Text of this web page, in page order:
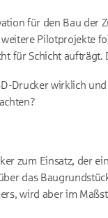
für den Bau der
Pilotprojekte
für Schicht aufträgt.
Drucker wirklich
zum Einsatz, der
das
wird aber im